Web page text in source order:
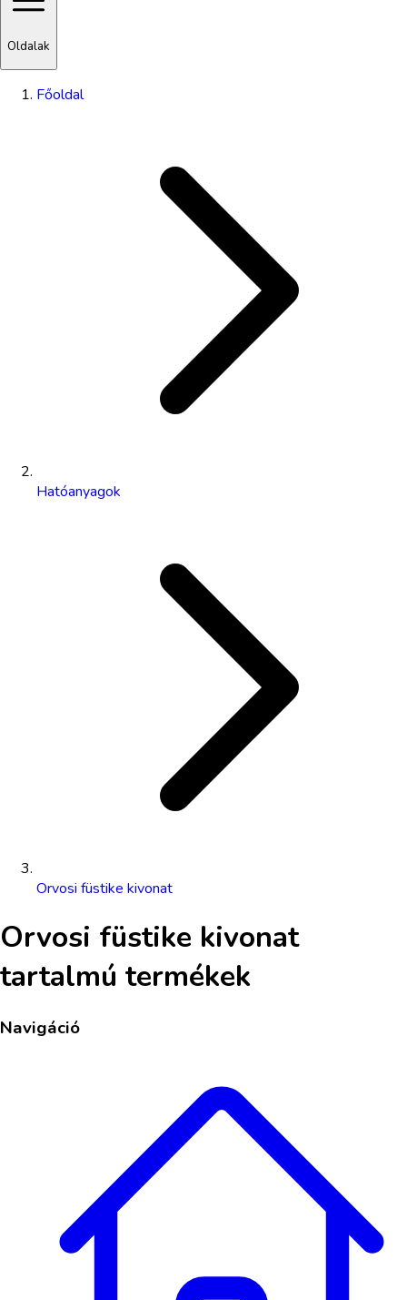
Oldalak
Főoldal
Hatóanyagok
Orvosi füstike kivonat
Orvosi füstike kivonat
tartalmú termékek
Navigáció